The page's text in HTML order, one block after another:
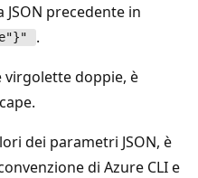
precedente in
.
virgolette doppie, è
dei parametri JSON, è
di Azure CLI e